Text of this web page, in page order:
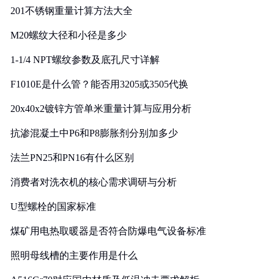
201不锈钢重量计算方法大全
M20螺纹大径和小径是多少
1-1/4 NPT螺纹参数及底孔尺寸详解
F1010E是什么管？能否用3205或3505代换
20x40x2镀锌方管单米重量计算与应用分析
抗渗混凝土中P6和P8膨胀剂分别加多少
法兰PN25和PN16有什么区别
消费者对洗衣机的核心需求调研与分析
U型螺栓的国家标准
煤矿用电热取暖器是否符合防爆电气设备标准
照明母线槽的主要作用是什么